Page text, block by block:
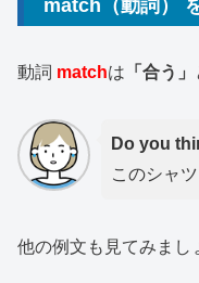
match（動詞）
動詞 matchは 「合う」
Do you
このシャ
他の例文も見てみまし